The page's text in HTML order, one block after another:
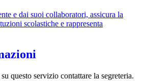
e dai suoi collaboratori, assicura la
scolastiche e rappresenta
questo servizio contattare la segreteria.